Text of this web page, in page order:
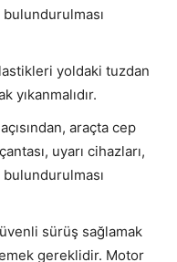
yoldaki tuzdan
yıkanmalıdır.
araçta cep
uyarı cihazları,
sürüş sağlamak
gereklidir. Motor